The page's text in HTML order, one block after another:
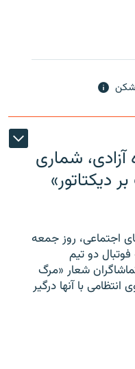
آزادی، شماری
دیکتاتور»
اجتماعی، روز جمعه
دو تیم
شعار «مرگ
انتظامی با آنها درگیر